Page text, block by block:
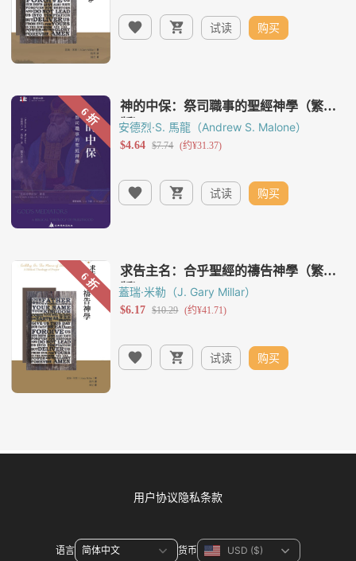
试读 购买
安德烈·S. 馬龍（Andrew S. Malone）
试读 购买
蓋瑞·米勒（J. Gary Millar）
试读 购买
用户协议隐私条款
语言 货币